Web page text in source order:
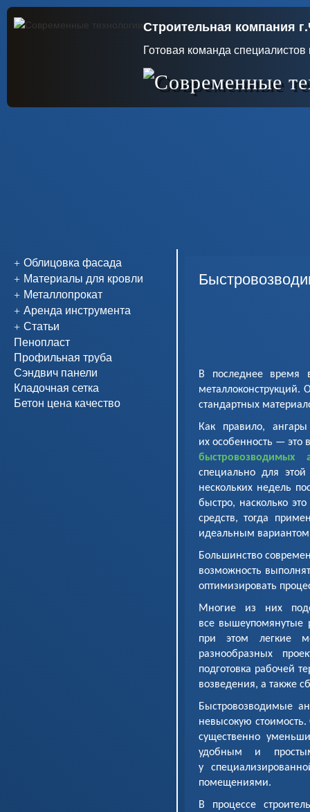
Строительная компания
Готовая команда специалистов
Облицовка фасада
Материалы для кровли
Металлопрокат
Аренда инструмента
Статьи
Пенопласт
Профильная труба
Сэндвич панели
Кладочная сетка
Бетон цена качество
В последнее время
металлоконструкций.
стандартных
Как правило, ангары
их особенность — это
быстровозводимых
специально для
нескольких недель
быстро, насколько
средств, тогда
идеальным
Большинство
возможность
оптимизировать
Многие из них
все вышеупомянутые
при этом легкие
разнообразных
подготовка рабочей
возведения, а также
Быстровозводимые
невысокую стоимость.
существенно
удобным и
у
помещениями.
В процессе